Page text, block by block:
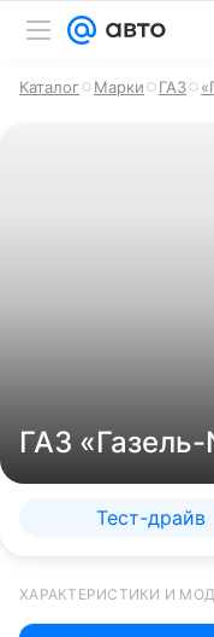
Каталог Марки ГАЗ
ГАЗ
Тест-драйв
ХАРАКТЕРИСТИКИ И